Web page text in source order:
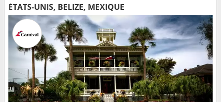
ÉTATS-UNIS, BELIZE, MEXIQUE